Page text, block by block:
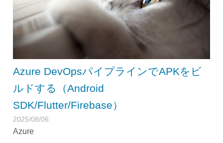
Azure DevOpsパイプラインでAPKをビ
ルドする（Android
SDK/Flutter/Firebase）
2025/08/06
Azure